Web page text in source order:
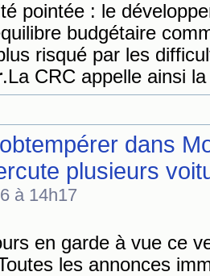
pointée : le
budgétaire
risqué par les
.La CRC appelle ainsi
dans
plusieurs
à 14h17
en garde à vue ce
les annonces